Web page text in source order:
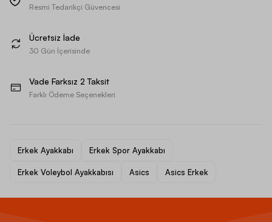
Resmi Tedarikçi Güvencesi
Ücretsiz İade
30 Gün İçerisinde
Vade Farksız 2 Taksit
Farklı Ödeme Seçenekleri
Erkek Ayakkabı Erkek Spor Ayakkabı
Erkek Voleybol Ayakkabısı Asics Asics Erkek